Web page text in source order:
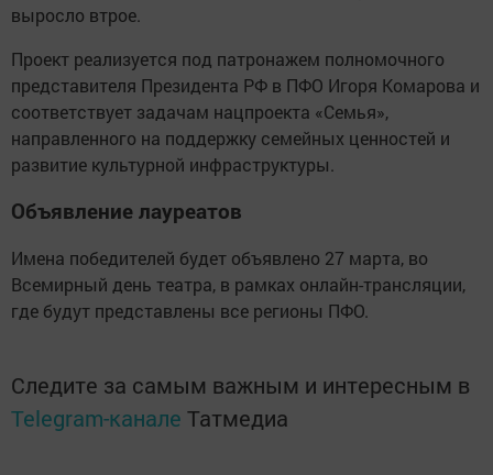
выросло втрое.
Проект реализуется под патронажем полномочного
представителя Президента РФ в ПФО Игоря Комарова и
соответствует задачам нацпроекта «Семья»,
направленного на поддержку семейных ценностей и
развитие культурной инфраструктуры.
Объявление лауреатов
Имена победителей будет объявлено 27 марта, во
Всемирный день театра, в рамках онлайн-трансляции,
где будут представлены все регионы ПФО.
Следите за самым важным и интересным в
Telegram-канале Татмедиа